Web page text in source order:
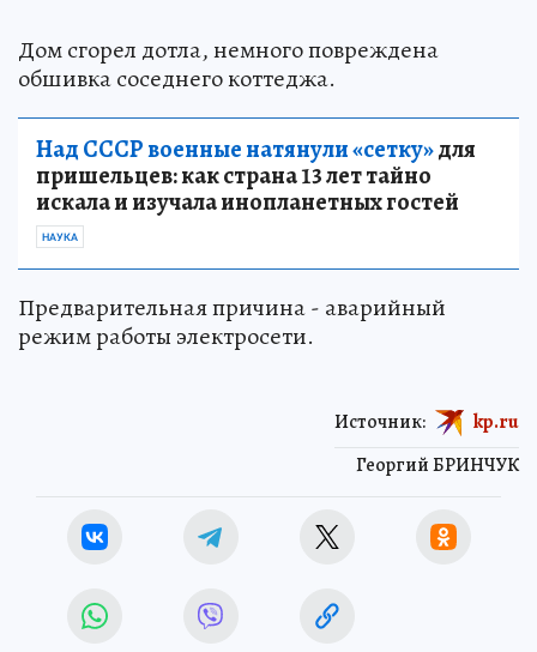
Дом сгорел дотла, немного повреждена
обшивка соседнего коттеджа.
Над СССР военные натянули «сетку»для
пришельцев: как страна 13 лет тайно
искала и изучала инопланетных гостей
НАУКА
Предварительная причина - аварийный
режим работы электросети.
Георгий БРИНЧУК
Источник: kp.ru